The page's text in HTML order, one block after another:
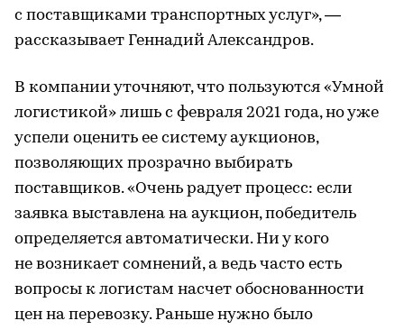
с поставщиками транспортных услуг», —
рассказывает Геннадий Александров.
В компании уточняют, что пользуются «Умной
логистикой» лишь с февраля 2021 года, но уже
успели оценить ее систему аукционов,
позволяющих прозрачно выбирать
поставщиков. «Очень радует процесс: если
заявка выставлена на аукцион, победитель
определяется автоматически. Ни у кого
не возникает сомнений, а ведь часто есть
вопросы к логистам насчет обоснованности
цен на перевозку. Раньше нужно было